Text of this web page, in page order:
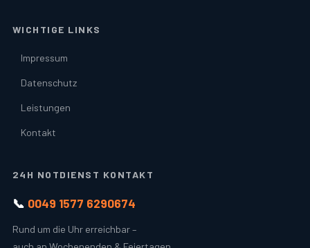
WICHTIGE LINKS
Impressum
Datenschutz
Leistungen
Kontakt
24H NOTDIENST KONTAKT
📞 0049 1577 6290674
Rund um die Uhr erreichbar –